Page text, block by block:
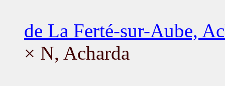
de La Ferté-sur-Aube,
× N, Acharda